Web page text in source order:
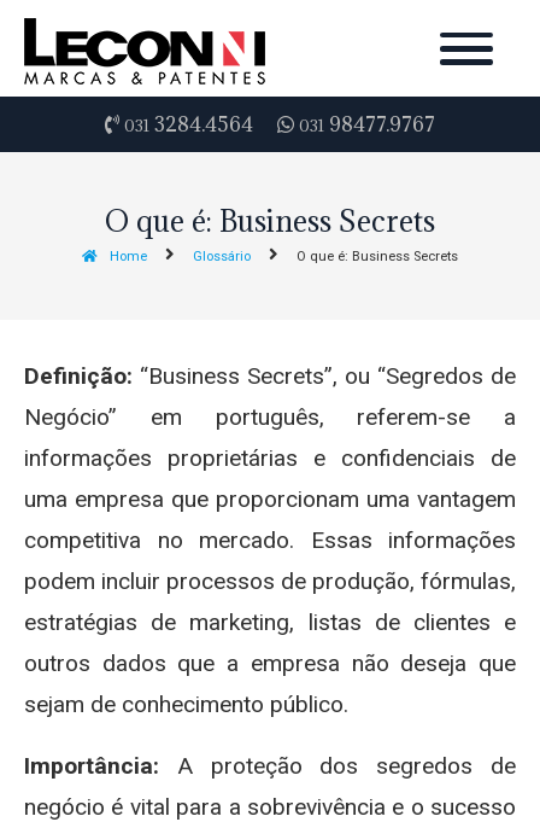
031 3284.4564 031 98477.9767
O que é: Business Secrets
Home Glossário O que é: Business Secrets
Definição: “Business Secrets”, ou “Segredos de
Negócio” em português, referem-se a
informações proprietárias e confidenciais de
uma empresa que proporcionam uma vantagem
competitiva no mercado. Essas informações
podem incluir processos de produção, fórmulas,
estratégias de marketing, listas de clientes e
outros dados que a empresa não deseja que
sejam de conhecimento público.
Importância: A proteção dos segredos de
negócio é vital para a sobrevivência e o sucesso